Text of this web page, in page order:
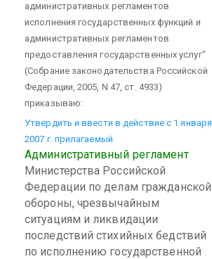
административных регламентов
исполнения государственных функций и
административных регламентов
предоставления государственных услуг"
(Собрание законодательства Российской
Федерации, 2005, N 47, ст. 4933)
приказываю:
Утвердить и ввести в действие с 1 января
2007 г. прилагаемый
Административный регламент
Министерства Российской
Федерации по делам гражданской
обороны, чрезвычайным
ситуациям и ликвидации
последствий стихийных бедствий
по исполнению государственной